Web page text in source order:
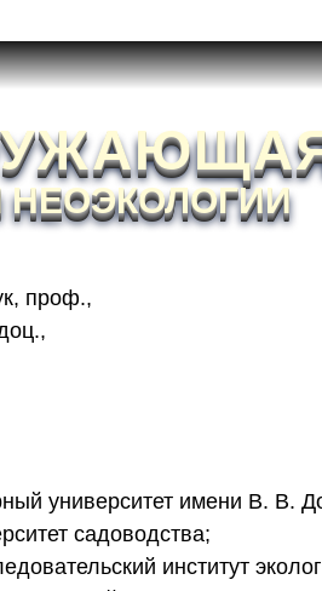
проф.,
,
университет имени В. В.
садоводства;
институт